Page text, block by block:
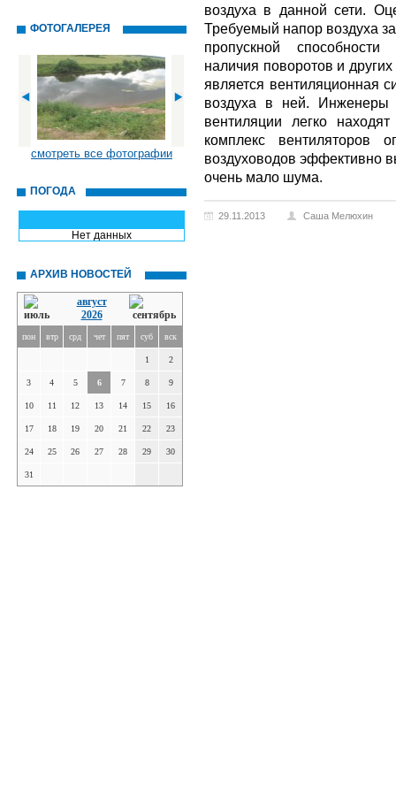
ФОТОГАЛЕРЕЯ
смотреть все фотографии
ПОГОДА
Нет данных
АРХИВ НОВОСТЕЙ
август
2026
пон втр срд чет пят суб вск
1 2
3 4 5 6 7 8 9
10 11 12 13 14 15 16
17 18 19 20 21 22 23
24 25 26 27 28 29 30
31
воздуха в данной сети.
Требуемый напор воздуха
пропускной
наличия поворотов и
является вентиляционная
воздуха в ней. Инженеры
вентиляции легко
комплекс вентиляторов
воздуховодов эффективно
очень мало шума.
29.11.2013 Саша Мелюхин